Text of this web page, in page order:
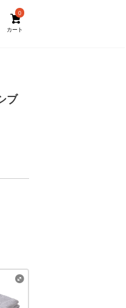
0
カート
ブ